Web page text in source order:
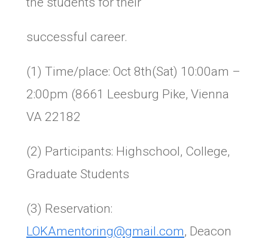
successful career.
(1) Time/place: Oct 8th(Sat) 10:00am –
2:00pm (8661 Leesburg Pike, Vienna
VA 22182
(2) Participants: Highschool, College,
Graduate Students
(3) Reservation:
LOKAmentoring@gmail.com, Deacon